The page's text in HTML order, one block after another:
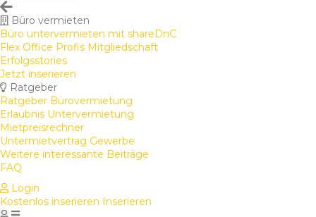
Büro vermieten
Büro untervermieten mit shareDnC
Flex Office Profis Mitgliedschaft
Erfolgsstories
Jetzt inserieren
Ratgeber
Ratgeber Bürovermietung
Erlaubnis Untervermietung
Mietpreisrechner
Untermietvertrag Gewerbe
Weitere interessante Beiträge
FAQ
Login
Kostenlos inserieren Inserieren